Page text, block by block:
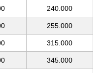
240.000
255.000
315.000
345.000